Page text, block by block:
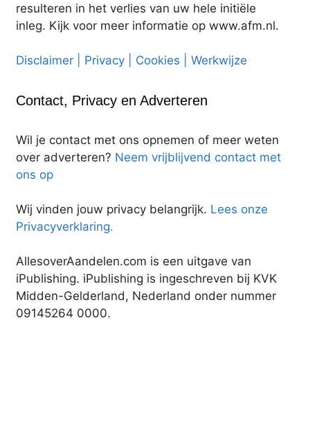
resulteren in het verlies van uw hele initiële
inleg. Kijk voor meer informatie op www.afm.nl.
Disclaimer | Privacy | Cookies | Werkwijze
Contact, Privacy en Adverteren
Wil je contact met ons opnemen of meer weten
over adverteren? Neem vrijblijvend contact met
ons op
Wij vinden jouw privacy belangrijk. Lees onze
Privacyverklaring.
AllesoverAandelen.com is een uitgave van
iPublishing. iPublishing is ingeschreven bij KVK
Midden-Gelderland, Nederland onder nummer
09145264 0000.